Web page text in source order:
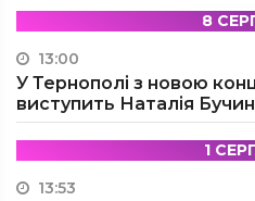
8
13:00
У Тернополі з новою
виступить Наталія
1
13:53